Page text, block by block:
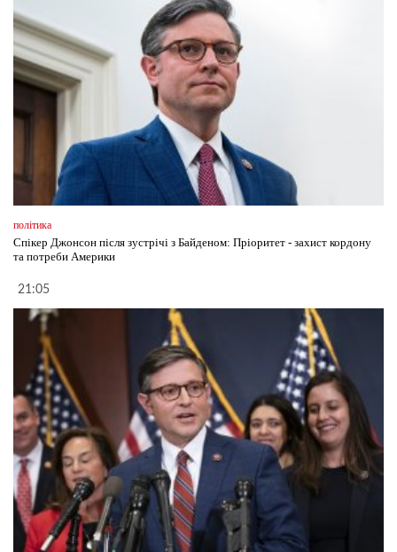
політика
Спікер Джонсон після зустрічі з Байденом: Пріоритет - захист кордону
та потреби Америки
21:05